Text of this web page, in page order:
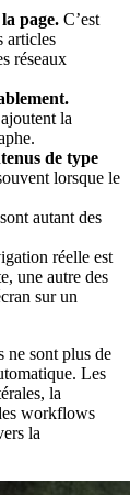
page. C’est
articles
réseaux
la
de type
lorsque le
autant des
réelle est
une autre des
sur un
ne sont plus de
Les
la
workflows
la